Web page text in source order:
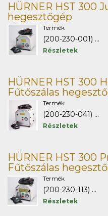
HÜRNER HST 300
hegesztőgép
Termék
(200-230-001) ...
Részletek
HÜRNER HST 300
Fűtőszálas
Termék
(200-230-041) ...
Részletek
HÜRNER HST 300
Fűtőszálas
Termék
(200-230-113) ...
Részletek